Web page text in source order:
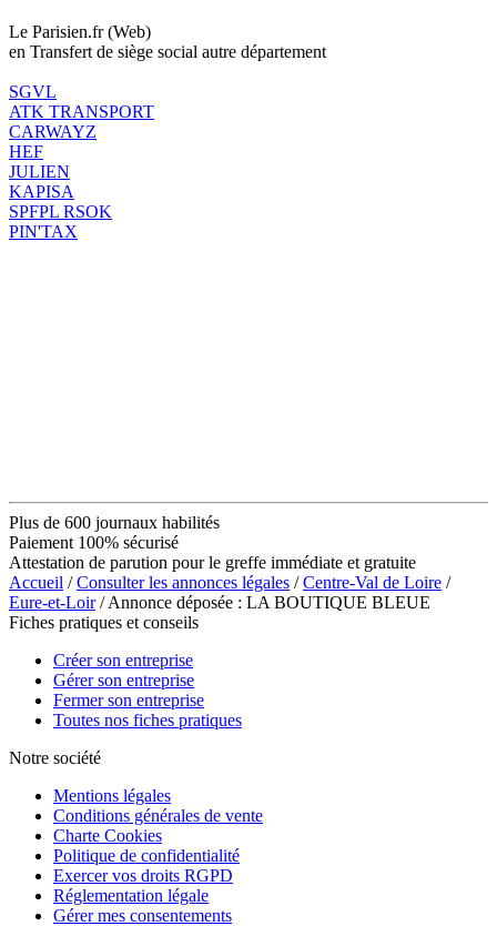
Le Parisien.fr (Web)
en Transfert de siège social autre département
SGVL
ATK TRANSPORT
CARWAYZ
HEF
JULIEN
KAPISA
SPFPL RSOK
PIN'TAX
Plus de 600 journaux habilités
Paiement 100% sécurisé
Attestation de parution pour le greffe immédiate et gratuite
Accueil /Consulter les annonces légales /Centre-Val de Loire /
Eure-et-Loir/ Annonce déposée : LA BOUTIQUE BLEUE
Fiches pratiques et conseils
Créer son entreprise
Gérer son entreprise
Fermer son entreprise
Toutes nos fiches pratiques
Notre société
Mentions légales
Conditions générales de vente
Charte Cookies
Politique de confidentialité
Exercer vos droits RGPD
Réglementation légale
Gérer mes consentements